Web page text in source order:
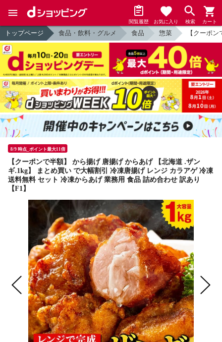
閲覧履歴 お気に入り 検索 カート
トップページ 食品・飲料・グルメ 食品 惣菜 【クーポ
8/9 時点_ポイント最大11倍
【クーポンで半額】 から揚げ 唐揚げ からあげ 【北海道 .ザン
ギ.1kg】 まとめ買い で大幅割引 冷凍唐揚げ レンジ カラアゲ 冷凍
送料無料 セット 冷凍からあげ 業務用 食品 詰め合わせ 訳あり
【F1】